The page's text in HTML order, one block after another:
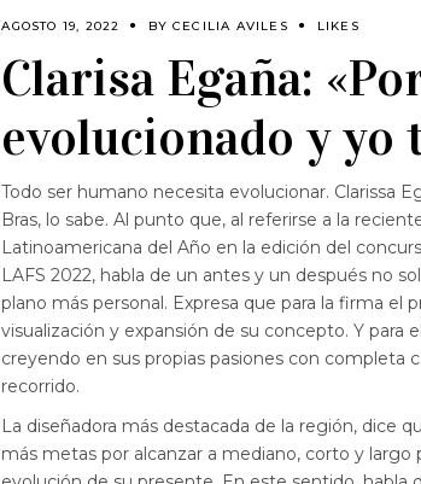
AGOSTO 19, 2022 BY CECILIA AVILES LIKES
Clarisa Egaña:
evolucionado y yo
Todo ser humano necesita evolucionar. Clarissa
Bras, lo sabe. Al punto que, al referirse a la
Latinoamericana del Año en la edición del
LAFS 2022, habla de un antes y un después no
plano más personal. Expresa que para la firma
visualización y expansión de su concepto. Y para
creyendo en sus propias pasiones con completa
recorrido.
La diseñadora más destacada de la región, dice
más metas por alcanzar a mediano, corto y largo